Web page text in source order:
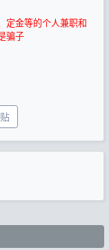
定金等的个人兼职和
骗子